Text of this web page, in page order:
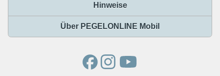
Hinweise
Über PEGELONLINE Mobil